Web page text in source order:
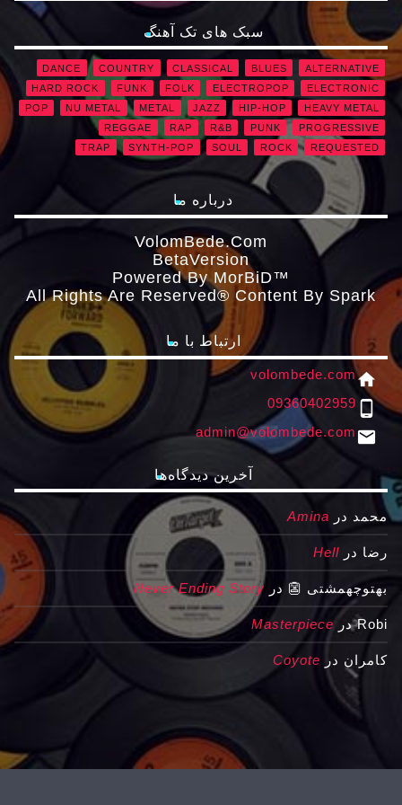
سبک های تک آهنگ
ALTERNATIVE
BLUES
CLASSICAL
COUNTRY
DANCE
ELECTRONIC
ELECTROPOP
FOLK
FUNK
HARD ROCK
HEAVY METAL
HIP-HOP
JAZZ
METAL
NU METAL
POP
PROGRESSIVE
PUNK
R&B
RAP
REGGAE
REQUESTED
ROCK
SOUL
SYNTH-POP
TRAP
درباره ما
VolomBede.com
ΒetaVersion
Powered By MorBiD™
All Rights Are Reserved® Content By Spark
ارتباط با ما
home
volombede.com
phone_android
09360402959
email
admin@volombede.com
آخرین دیدگاه‌ها
محمد در Amina
رضا در Hell
بهتوچهمشتی 👺 در Never Ending Story
Robiدر Masterpiece
کامران در Coyote